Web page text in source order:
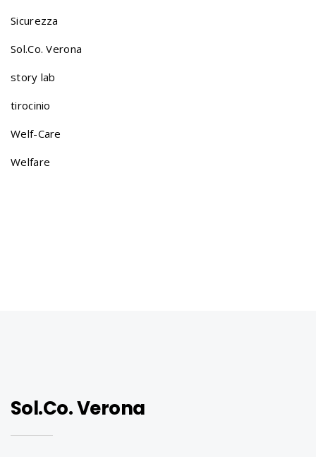
Sicurezza
Sol.Co. Verona
story lab
tirocinio
Welf-Care
Welfare
Sol.Co. Verona